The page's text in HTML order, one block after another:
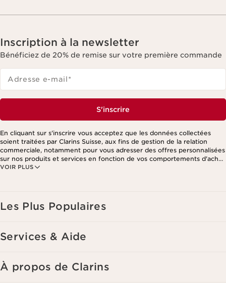
Inscription à la newsletter
Bénéficiez de 20% de remise sur votre première commande
Adresse e-mail*
S'inscrire
VOIR PLUS
En cliquant sur s'inscrire vous acceptez que les données collectées
soient traitées par Clarins Suisse, aux fins de gestion de la relation
commerciale, notamment pour vous adresser des offres personnalisées
sur nos produits et services en fonction de vos comportements d'achat,
de vos habitudes et/ou de vos centres d'intérêts, y compris par
Ces informations sont traitées par Clarins et ses prestataires pour le
traitement de votre commande, à des fins de gestion de la relation
programme beauté personnalisé. Les données sont conservées
suppression et de portabilité des informations vous concernant ainsi
que d'un droit d'opposition et de limitation de leur traitement. Vous
Les Plus Populaires
Services & Aide
À propos de Clarins